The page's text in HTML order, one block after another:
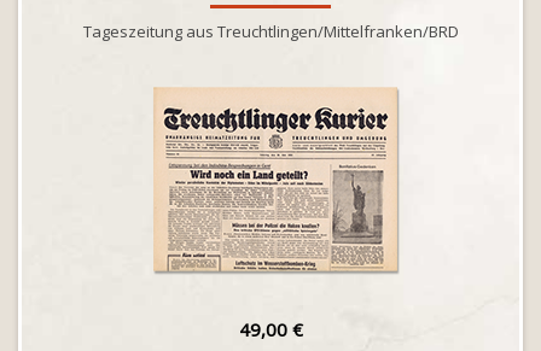
Tageszeitung aus Treuchtlingen/Mittelfranken/BRD
49,00 €